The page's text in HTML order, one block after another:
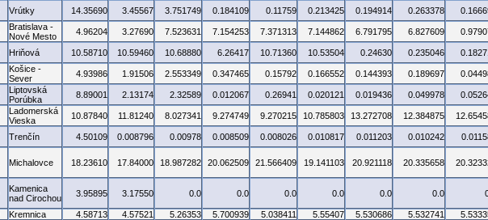
Vrútky 14.35690 3.45567 3.751749 0.184109 0.11759 0.213425 0.194914 0.263378
Bratislava -
Nové Mesto
4.96204 3.27690 7.523631 7.154253 7.371313 7.144862 6.791795 6.827609
Hriňová 10.58710 10.59460 10.68880 6.26417 10.71360 10.53504 0.24630 0.235046
Košice -
Sever
4.93986 1.91506 2.553349 0.347465 0.15792 0.166552 0.144393 0.189697
Liptovská
Porúbka
8.89001 2.13174 2.32589 0.012067 0.26941 0.020121 0.019436 0.049978
Ladomerská
Vieska
10.87840 11.81240 8.027341 9.274749 9.270215 10.785803 13.272708 12.384875
Trenčín 4.50109 0.008796 0.00978 0.008509 0.008026 0.010817 0.011203 0.010242
Michalovce 18.23610 17.84000 18.987282 20.062509 21.566409 19.141103 20.921118 20.335658
Kamenica
nad Cirochou
3.95895 3.17550 0.0 0.0 0.0 0.0 0.0 0.0
Kremnica 4.58713 4.57521 5.26353 5.700939 5.038411 5.55407 5.530686 5.532741